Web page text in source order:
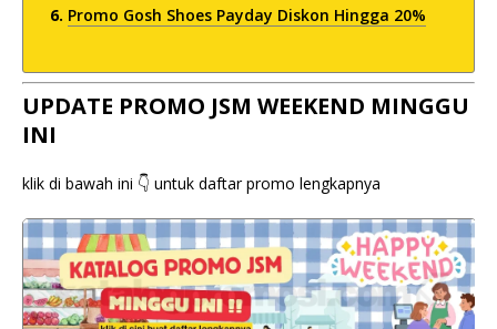
Promo Gosh Shoes Payday Diskon Hingga 20%
UPDATE PROMO JSM WEEKEND MINGGU
INI
klik di bawah ini 👇 untuk daftar promo lengkapnya